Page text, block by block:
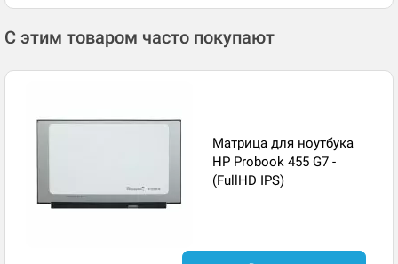
С этим товаром часто покупают
Матрица для ноутбука
HP Probook 455 G7 -
(FullHD IPS)